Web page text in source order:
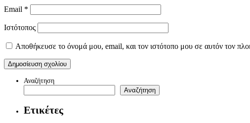
Email *
Ιστότοπος
Αποθήκευσε το όνομά μου, email, και τον ιστότοπο μου σε αυτόν τον
Αναζήτηση
Αναζήτηση
Ετικέτες